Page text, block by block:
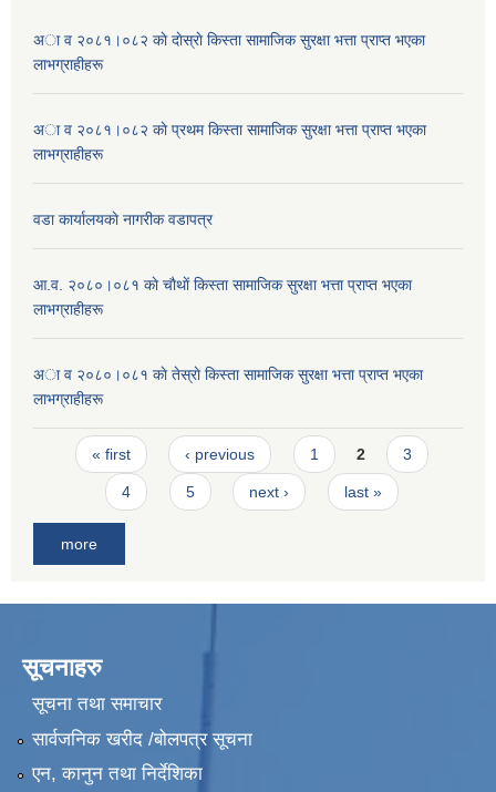
अा व २०८१।०८२ काे दाेस्राे किस्ता सामाजिक सुरक्षा भत्ता प्राप्त भएका
लाभग्राहीहरू
अा व २०८१।०८२ काे प्रथम किस्ता सामाजिक सुरक्षा भत्ता प्राप्त भएका
लाभग्राहीहरू
वडा कार्यालयकाे नागरीक वडापत्र
आ.व. २०८०।०८१ काे चाैथाें किस्ता सामाजिक सुरक्षा भत्ता प्राप्त भएका
लाभग्राहीहरू
अा व २०८०।०८१ काे तेस्राे किस्ता सामाजिक सुरक्षा भत्ता प्राप्त भएका
लाभग्राहीहरू
Pages
« first ‹ previous 1 2 3
4 5 next › last »
more
सूचनाहरु
सूचना तथा समाचार
सार्वजनिक खरीद /बोलपत्र सूचना
एन, कानुन तथा निर्देशिका